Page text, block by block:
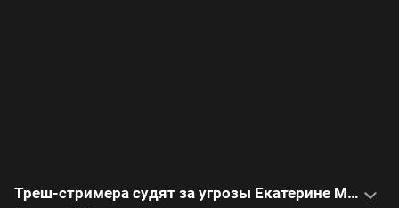
Треш-стримера судят за угрозы Екатерине Мизулиной: видеоистория